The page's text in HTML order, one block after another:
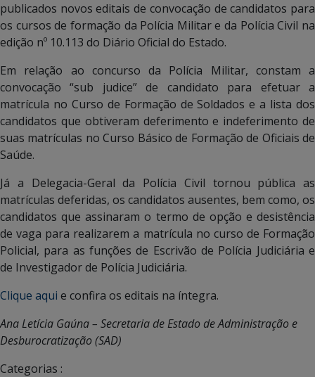
publicados novos editais de convocação de candidatos para
os cursos de formação da Polícia Militar e da Polícia Civil na
edição nº 10.113 do Diário Oficial do Estado.
Em relação ao concurso da Polícia Militar, constam a
convocação “sub judice” de candidato para efetuar a
matrícula no Curso de Formação de Soldados e a lista dos
candidatos que obtiveram deferimento e indeferimento de
suas matrículas no Curso Básico de Formação de Oficiais de
Saúde.
Já a Delegacia-Geral da Polícia Civil tornou pública as
matrículas deferidas, os candidatos ausentes, bem como, os
candidatos que assinaram o termo de opção e desistência
de vaga para realizarem a matrícula no curso de Formação
Policial, para as funções de Escrivão de Polícia Judiciária e
de Investigador de Polícia Judiciária.
Clique aqui e confira os editais na íntegra.
Ana Letícia Gaúna – Secretaria de Estado de Administração e
Desburocratização (SAD)
Categorias :